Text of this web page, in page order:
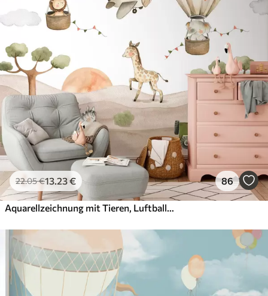
22.05€13.23€ 86
Aquarellzeichnung mit Tieren, Luftballons, Flugzeug und Auto